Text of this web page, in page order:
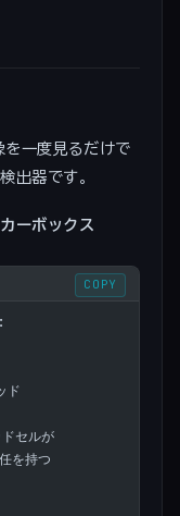
を一度見るだけで
出器です。
ーボックス
ド
セルが
持つ
COPY